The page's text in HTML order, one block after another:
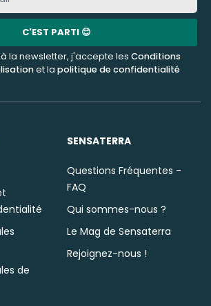
e-
mail
C'EST PARTI 😊
à la newsletter, j'accepte les Conditions
et la politique de confidentialité
de
SENSATERRA
Questions Fréquentes -
FAQ
Qui sommes-nous ?
Le Mag de Sensaterra
Rejoignez-nous !